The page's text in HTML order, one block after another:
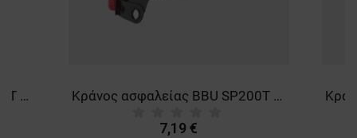
Κράνος ασφαλείας BBU SP200T GREY Κράνος ασφαλείας BBU SP200T BLACK
7,19 €